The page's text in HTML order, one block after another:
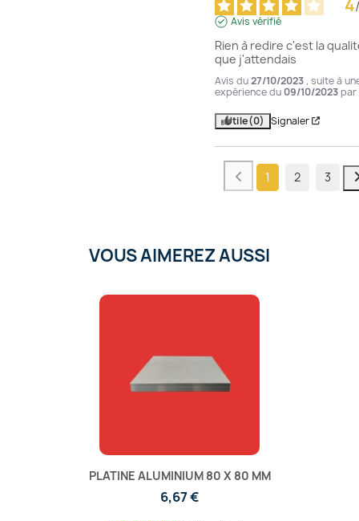
4/
Avis vérifié
Rien à redire c'est la
que j'attendais
Avis du27/10/2023, suite à
expérience du 09/10/2023 par
Utile(0) Signaler
1 2 3
VOUS AIMEREZ AUSSI
PLATINE ALUMINIUM 80 X 80 MM
6,67 €